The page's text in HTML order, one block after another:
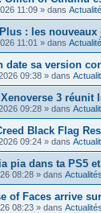
11:09 » dans
: les
11:01 » dans
date sa version
09:38 » dans
3 réunit
09:28 » dans
Black Flag
09:24 » dans
pia dans ta PS5
08:28 » dans Actualités
of Faces arrive
08:23 » dans Actualités